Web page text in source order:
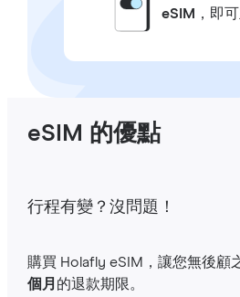
eSIM
，即
eSIM 的優點
行程有變？沒問題！
購買 Holafly eSIM，讓您無後顧
個月 的退款期限。